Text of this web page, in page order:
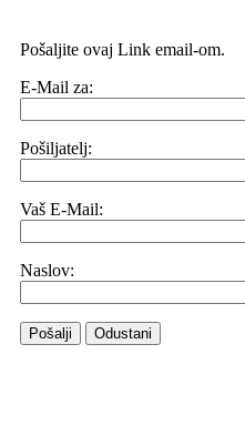
Pošaljite ovaj Link email-om.
E-Mail za:
Pošiljatelj:
Vaš E-Mail:
Naslov:
Pošalji Odustani